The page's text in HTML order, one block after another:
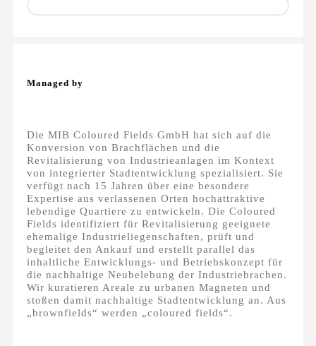
Managed by
Die MIB Coloured Fields GmbH hat sich auf die
Konversion von Brachflächen und die
Revitalisierung von Industrieanlagen im Kontext
von integrierter Stadtentwicklung spezialisiert. Sie
verfügt nach 15 Jahren über eine besondere
Expertise aus verlassenen Orten hochattraktive
lebendige Quartiere zu entwickeln. Die Coloured
Fields identifiziert für Revitalisierung geeignete
ehemalige Industrieliegenschaften, prüft und
begleitet den Ankauf und erstellt parallel das
inhaltliche Entwicklungs- und Betriebskonzept für
die nachhaltige Neubelebung der Industriebrachen.
Wir kuratieren Areale zu urbanen Magneten und
stoßen damit nachhaltige Stadtentwicklung an. Aus
„brownfields“ werden „coloured fields“.